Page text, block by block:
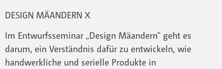
DESIGN MÄANDERN X
Im Entwurfsseminar „Design Mäandern“ geht es
darum, ein Verständnis dafür zu entwickeln, wie
handwerkliche und serielle Produkte in